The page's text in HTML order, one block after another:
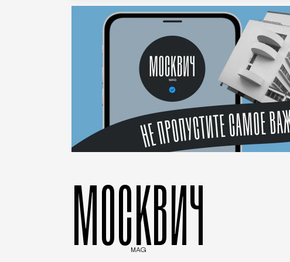
МОСКВИЧ
MAG